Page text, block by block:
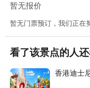
暂无报价
暂无门票预订，我们正在
看了该景点的人
香港迪士